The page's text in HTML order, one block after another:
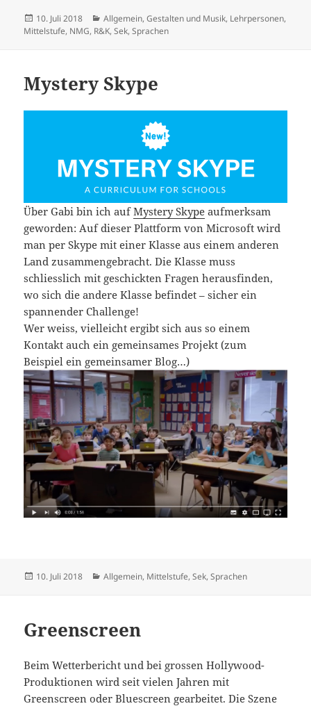
Veröffentlicht
am
10. Juli 2018 Kategorien
Allgemein,Gestalten und Musik, Lehrpersonen,
Mittelstufe, NMG, R&K,Sek,Sprachen
Mystery Skype
Über Gabi bin ich aufMystery Skype aufmerksam
geworden: Auf dieser Plattform von Microsoft wird
man per Skype mit einer Klasse aus einem anderen
Land zusammengebracht. Die Klasse muss
schliesslich mit geschickten Fragen herausfinden,
wo sich die andere Klasse befindet – sicher ein
spannender Challenge!
Wer weiss, vielleicht ergibt sich aus so einem
Kontakt auch ein gemeinsames Projekt (zum
Beispiel ein gemeinsamer Blog…)
Veröffentlicht
10. Juli 2018 Kategorien
Allgemein, Mittelstufe,Sek,Sprachen
Greenscreen
Beim Wetterbericht und bei grossen Hollywood-
Produktionen wird seit vielen Jahren mit
Greenscreen oder Bluescreen gearbeitet. Die Szene